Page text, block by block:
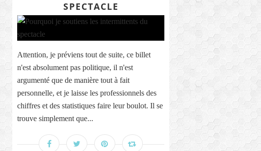
SPECTACLE
Attention, je préviens tout de suite, ce billet
n'est absolument pas politique, il n'est
argumenté que de manière tout à fait
personnelle, et je laisse les professionnels des
chiffres et des statistiques faire leur boulot. Il se
trouve simplement que...